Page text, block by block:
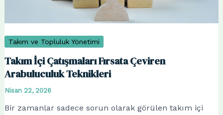
Takım ve Topluluk Yönetimi
Takım İçi Çatışmaları Fırsata Çeviren
Arabuluculuk Teknikleri
Nisan 22, 2026
Bir zamanlar sadece sorun olarak görülen takım içi